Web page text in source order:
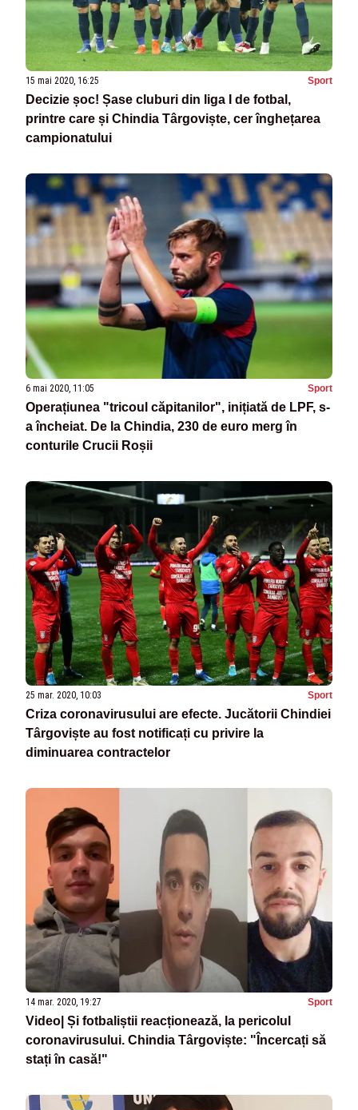
15 mai 2020, 16:25 Sport
Decizie șoc! Șase cluburi din liga I de fotbal,
printre care și Chindia Târgoviște, cer înghețarea
campionatului
6 mai 2020, 11:05 Sport
Operațiunea "tricoul căpitanilor", inițiată de LPF, s-
a încheiat. De la Chindia, 230 de euro merg în
conturile Crucii Roșii
25 mar. 2020, 10:03 Sport
Criza coronavirusului are efecte. Jucătorii Chindiei
Târgoviște au fost notificați cu privire la
diminuarea contractelor
14 mar. 2020, 19:27 Sport
Video| Și fotbaliștii reacționează, la pericolul
coronavirusului. Chindia Târgoviște: "Încercați să
stați în casă!"